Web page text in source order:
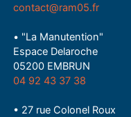
contact@ram05.fr
• "La Manutention"
Espace Delaroche
05200 EMBRUN
04 92 43 37 38
• 27 rue Colonel Roux